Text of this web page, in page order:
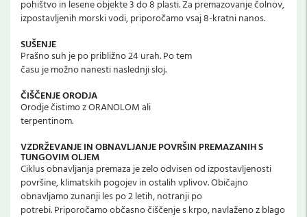
pohištvo in lesene objekte 3 do 8 plasti. Za premazovanje čolnov,
izpostavljenih morski vodi, priporočamo vsaj 8-kratni nanos.
SUŠENJE
Prašno suh je po približno 24 urah. Po tem
času je možno nanesti naslednji sloj.
ČIŠČENJE ORODJA
Orodje čistimo z ORANOLOM ali
terpentinom.
VZDRŽEVANJE IN OBNAVLJANJE POVRŠIN PREMAZANIH S
TUNGOVIM OLJEM
Ciklus obnavljanja premaza je zelo odvisen od izpostavljenosti
površine, klimatskih pogojev in ostalih vplivov. Običajno
obnavljamo zunanji les po 2 letih, notranji po
potrebi. Priporočamo občasno čiščenje s krpo, navlaženo z blago